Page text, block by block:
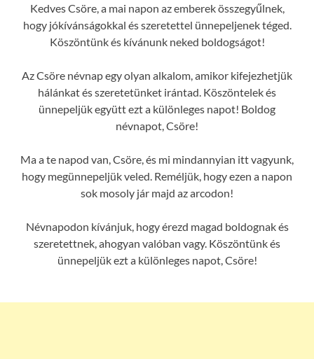
Kedves Csöre, a mai napon az emberek összegyűlnek,
hogy jókívánságokkal és szeretettel ünnepeljenek téged.
Köszöntünk és kívánunk neked boldogságot!
Az Csöre névnap egy olyan alkalom, amikor kifejezhetjük
hálánkat és szeretetünket irántad. Köszöntelek és
ünnepeljük együtt ezt a különleges napot! Boldog
névnapot, Csöre!
Ma a te napod van, Csöre, és mi mindannyian itt vagyunk,
hogy megünnepeljük veled. Reméljük, hogy ezen a napon
sok mosoly jár majd az arcodon!
Névnapodon kívánjuk, hogy érezd magad boldognak és
szeretettnek, ahogyan valóban vagy. Köszöntünk és
ünnepeljük ezt a különleges napot, Csöre!